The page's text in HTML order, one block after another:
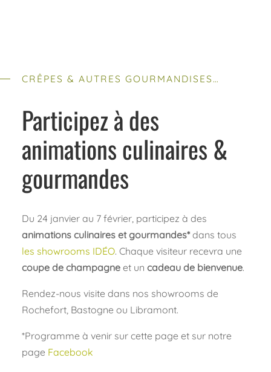
CRÊPES & AUTRES GOURMANDISES…
Participez à des
animations culinaires &
gourmandes
Du 24 janvier au 7 février, participez à des
animations culinaires et gourmandes*dans tous
les showrooms IDÉO. Chaque visiteur recevra une
coupe de champagneet un cadeau de bienvenue.
Rendez-nous visite dans nos showrooms de
Rochefort, Bastogne ou Libramont.
*Programme à venir sur cette page et sur notre
page Facebook